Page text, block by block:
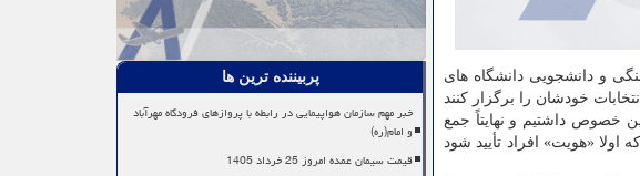
و دانشجویی دانشگاه های
خودشان را برگزار کنند
خصوص داشتیم و نهایتاً جمع
«هویت» افراد تأیید شود
پربیننده ترین ها
خبر مهم سازمان هواپیمایی در رابطه با پروازهای فرودگاه مهرآباد
و امام(ره)
قیمت سیمان عمده امروز 25 خرداد 1405